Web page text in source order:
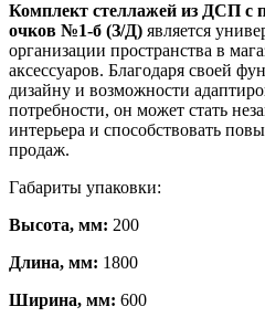
Комплект стеллажей из ДСП с
очков №1-б (З/Д) является
организации пространства в
аксессуаров. Благодаря своей
дизайну и возможности
потребности, он может стать
интерьера и способствовать
продаж.
Габариты упаковки:
Высота, мм: 200
Длина, мм: 1800
Ширина, мм: 600